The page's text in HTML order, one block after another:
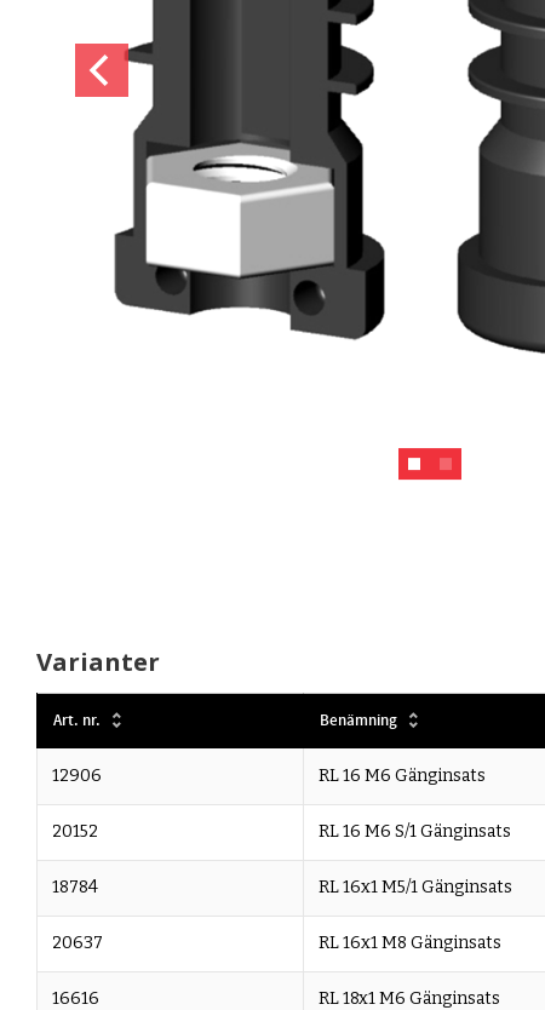
Varianter
Art. nr. Benämning
12906 RL 16 M6 Gänginsats
20152 RL 16 M6 S/1 Gänginsats
18784 RL 16x1 M5/1 Gänginsats
20637 RL 16x1 M8 Gänginsats
16616 RL 18x1 M6 Gänginsats